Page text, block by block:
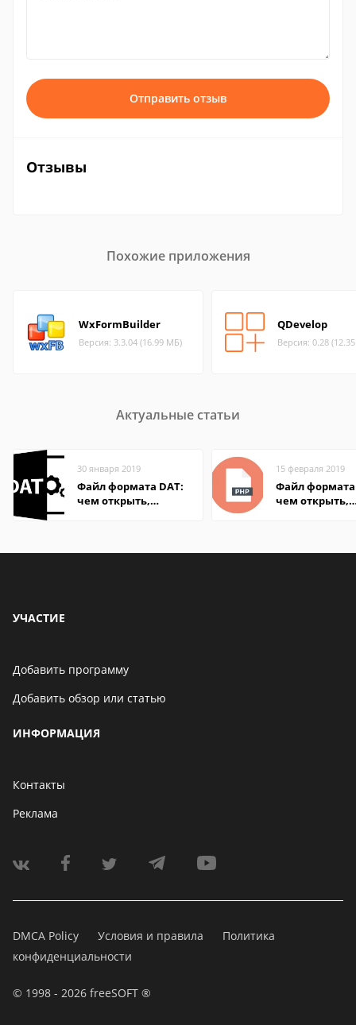
Отправить отзыв
Отзывы
Похожие приложения
WxFormBuilder
Версия: 3.3.04 (16.99 МБ)
QDevelop
Версия: 0.28
Актуальные статьи
30 января 2019
Файл формата DAT:
чем открыть,
15 февраля 2019
Файл формата
чем открыть,
УЧАСТИЕ
Добавить программу
Добавить обзор или статью
ИНФОРМАЦИЯ
Контакты
Реклама
DMCA Policy Условия и правила
Политика
конфиденциальности
© 1998 - 2026 freeSOFT ®